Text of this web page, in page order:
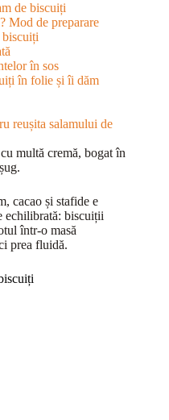
de biscuiți
Mod de preparare
biscuiți
în sos
în folie și îi dăm
reușita salamului de
multă cremă, bogat în
cacao și stafide e
echilibrată: biscuiții
într-o masă
prea fluidă.